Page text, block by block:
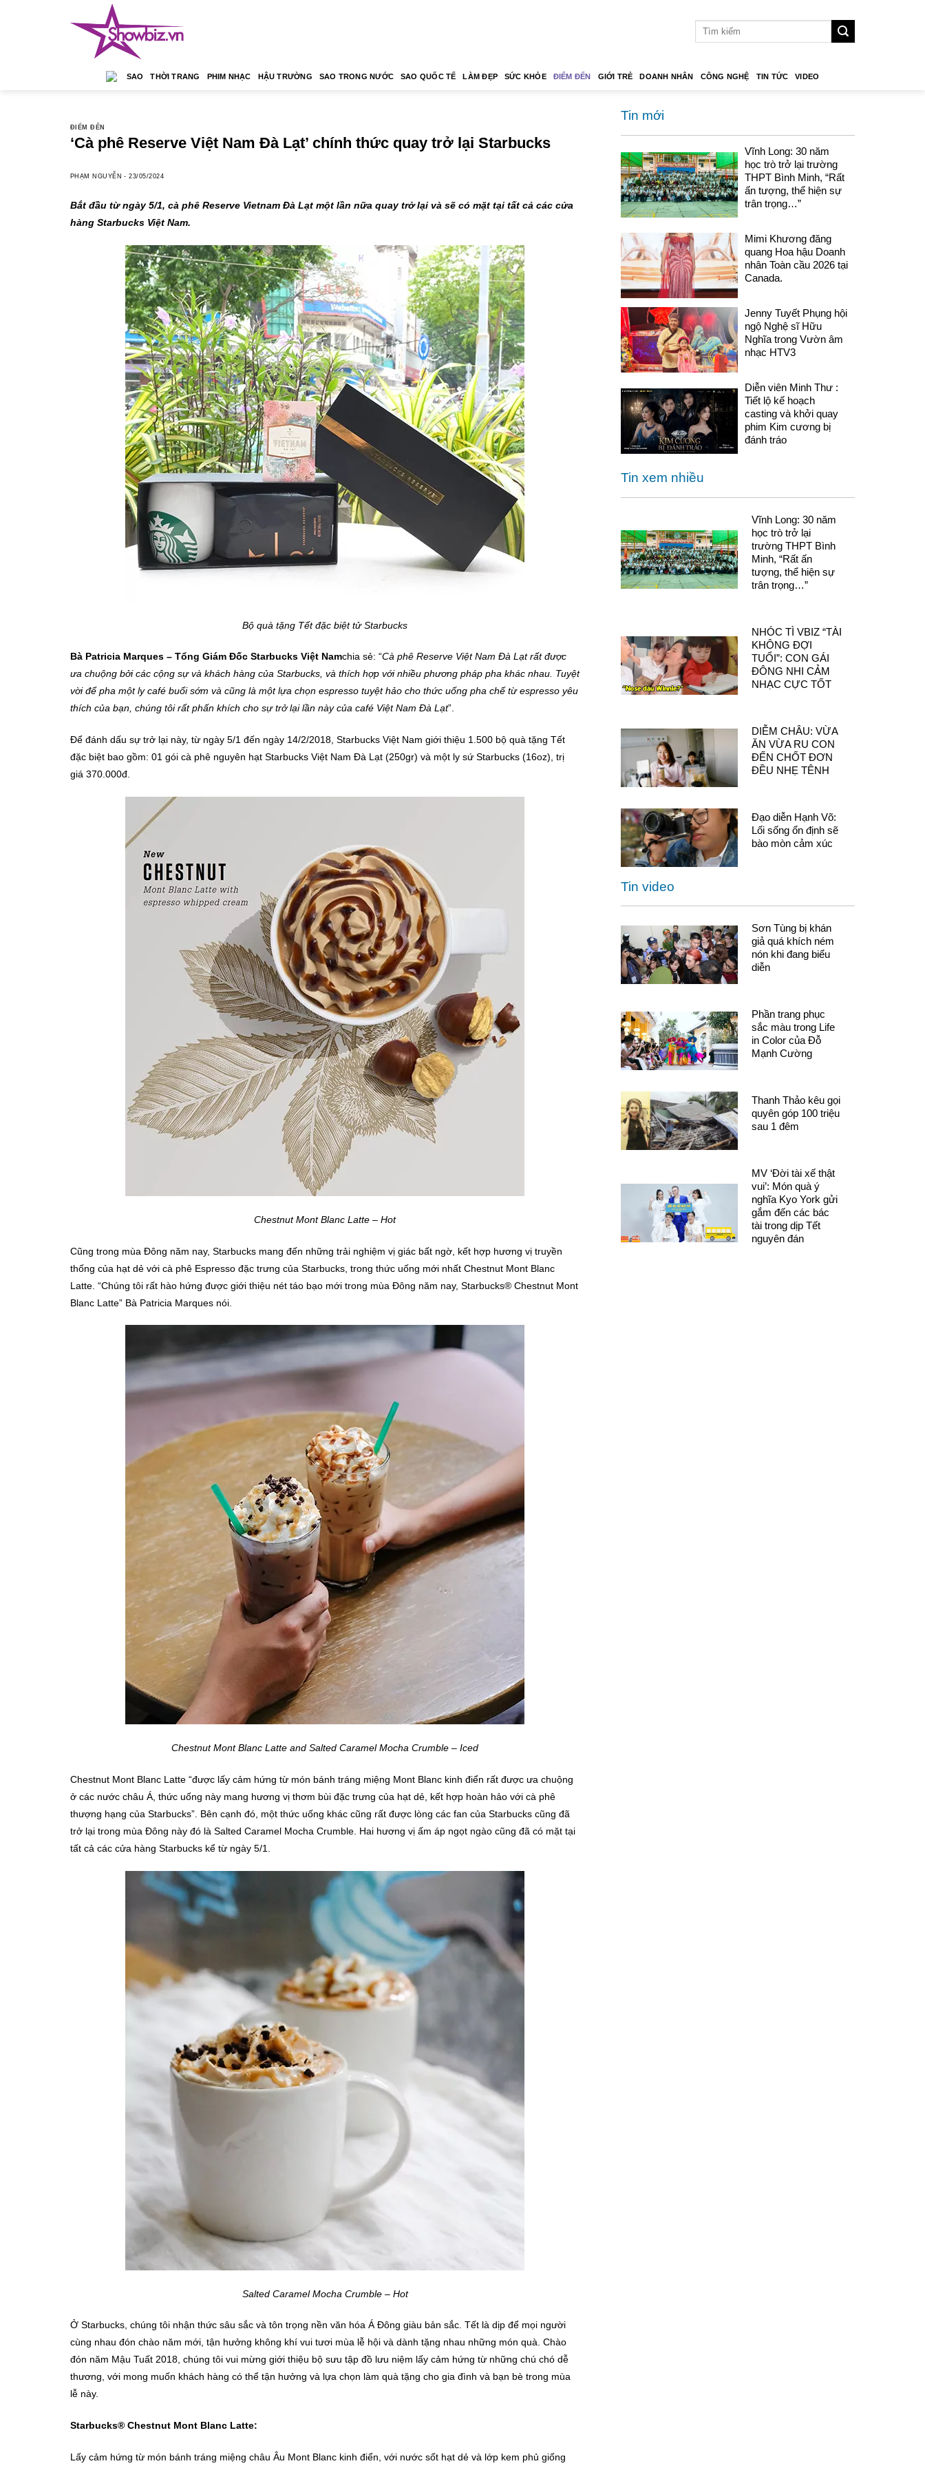
SAO THỜI TRANG PHIM NHẠC HẬU TRƯỜNG SAO TRONG NƯỚC SAO QUỐC TẾ LÀM ĐẸP SỨC KHỎE ĐIỂM ĐẾN GIỚI TRẺ DOANH NHÂN CÔNG NGHỆ TIN TỨC VIDEO
ĐIỂM ĐẾN
‘Cà phê Reserve Việt Nam Đà Lạt’ chính thức quay trở lại Starbucks
PHẠM NGUYỄN -23/05/2024
Bắt đầu từ ngày 5/1, cà phê Reserve Vietnam Đà Lạt một lần nữa quay trở lại và sẽ có mặt tại tất cả các cửa
hàng Starbucks Việt Nam.
Bộ quà tặng Tết đặc biệt tử Starbucks
Bà Patricia Marques – Tổng Giám Đốc Starbucks Việt Namchia sẻ: “Cà phê Reserve Việt Nam Đà Lạt rất được
ưa chuộng bởi các cộng sự và khách hàng của Starbucks, và thích hợp với nhiều phương pháp pha khác nhau. Tuyệt
vời để pha một ly café buổi sớm và cũng là một lựa chọn espresso tuyệt hảo cho thức uống pha chế từ espresso yêu
thích của bạn, chúng tôi rất phấn khích cho sự trở lại lần này của café Việt Nam Đà Lạt”.
Để đánh dấu sự trở lại này, từ ngày 5/1 đến ngày 14/2/2018, Starbucks Việt Nam giới thiệu 1.500 bộ quà tặng Tết
đặc biệt bao gồm: 01 gói cà phê nguyên hạt Starbucks Việt Nam Đà Lạt (250gr) và một ly sứ Starbucks (16oz), trị
giá 370.000đ.
Chestnut Mont Blanc Latte – Hot
Cũng trong mùa Đông năm nay, Starbucks mang đến những trải nghiệm vị giác bất ngờ, kết hợp hương vị truyền
thống của hạt dẻ với cà phê Espresso đặc trưng của Starbucks, trong thức uống mới nhất Chestnut Mont Blanc
Latte. “Chúng tôi rất hào hứng được giới thiệu nét táo bạo mới trong mùa Đông năm nay, Starbucks® Chestnut Mont
Blanc Latte” Bà Patricia Marques nói.
Chestnut Mont Blanc Latte and Salted Caramel Mocha Crumble – Iced
Chestnut Mont Blanc Latte “được lấy cảm hứng từ món bánh tráng miệng Mont Blanc kinh điển rất được ưa chuộng
ở các nước châu Á, thức uống này mang hương vị thơm bùi đặc trưng của hạt dẻ, kết hợp hoàn hảo với cà phê
thượng hạng của Starbucks”. Bên cạnh đó, một thức uống khác cũng rất được lòng các fan của Starbucks cũng đã
trở lại trong mùa Đông này đó là Salted Caramel Mocha Crumble. Hai hương vị ấm áp ngọt ngào cũng đã có mặt tại
tất cả các cửa hàng Starbucks kể từ ngày 5/1.
Salted Caramel Mocha Crumble – Hot
Ở Starbucks, chúng tôi nhận thức sâu sắc và tôn trọng nền văn hóa Á Đông giàu bản sắc. Tết là dịp để mọi người
cùng nhau đón chào năm mới, tận hưởng không khí vui tươi mùa lễ hội và dành tặng nhau những món quà. Chào
đón năm Mậu Tuất 2018, chúng tôi vui mừng giới thiệu bộ sưu tập đồ lưu niệm lấy cảm hứng từ những chú chó dễ
thương, với mong muốn khách hàng có thể tận hưởng và lựa chọn làm quà tặng cho gia đình và bạn bè trong mùa
lễ này.
Starbucks® Chestnut Mont Blanc Latte:
Lấy cảm hứng từ món bánh tráng miệng châu Âu Mont Blanc kinh điển, với nước sốt hạt dẻ và lớp kem phủ giống
Tin mới
Vĩnh Long: 30 năm
học trò trở lại trường
THPT Bình Minh, “Rất
ấn tượng, thể hiện sự
trân trọng…”
Mimi Khương đăng
quang Hoa hậu Doanh
nhân Toàn cầu 2026 tại
Canada.
Jenny Tuyết Phụng hội
ngộ Nghệ sĩ Hữu
Nghĩa trong Vườn âm
nhạc HTV3
Diễn viên Minh Thư :
Tiết lộ kế hoạch
casting và khởi quay
phim Kim cương bị
đánh tráo
Tin xem nhiều
Vĩnh Long: 30 năm
học trò trở lại
trường THPT Bình
Minh, “Rất ấn
tượng, thể hiện sự
trân trọng…”
NHÓC TÌ VBIZ “TÀI
KHÔNG ĐỢI
TUỔI”: CON GÁI
ĐÔNG NHI CẢM
NHẠC CỰC TỐT
DIỄM CHÂU: VỪA
ĂN VỪA RU CON
ĐẾN CHỐT ĐƠN
ĐỀU NHẸ TÊNH
Đạo diễn Hạnh Võ:
Lối sống ổn định sẽ
bào mòn cảm xúc
Tin video
Sơn Tùng bị khán
giả quá khích ném
nón khi đang biểu
diễn
Phần trang phục
sắc màu trong Life
in Color của Đỗ
Mạnh Cường
Thanh Thảo kêu gọi
quyên góp 100 triệu
sau 1 đêm
MV ‘Đời tài xế thật
vui’: Món quà ý
nghĩa Kyo York gửi
gắm đến các bác
tài trong dịp Tết
nguyên đán